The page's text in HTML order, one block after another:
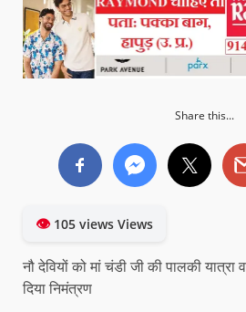
Share this...
👁105 views Views
नौ देवियों को मां चंडी जी की पालकी यात्रा
दिया निमंत्रण